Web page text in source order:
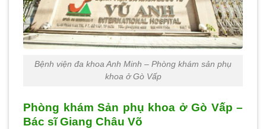
Bệnh viện đa khoa Anh Minh – Phòng khám sản phụ
khoa ở Gò Vấp
Phòng khám Sản phụ khoa ở Gò Vấp –
Bác sĩ Giang Châu Võ